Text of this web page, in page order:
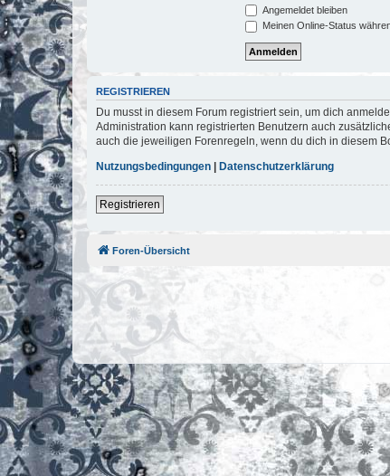
Angemeldet bleiben
Meinen Online-Status
REGISTRIEREN
Du musst in diesem Forum registriert sein, um dich
Administration kann registrierten Benutzern auch
auch die jeweiligen Forenregeln, wenn du dich in diesem
Nutzungsbedingungen
Datenschutzerklärung
Registrieren
Foren-Übersicht